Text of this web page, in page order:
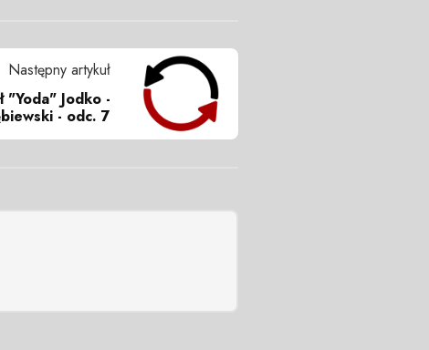
Następny artykuł
"Yoda" Jodko -
- odc. 7